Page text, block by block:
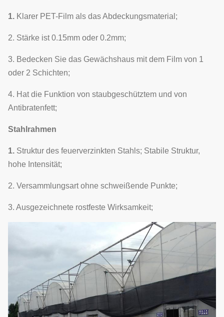
1. Klarer PET-Film als das Abdeckungsmaterial;
2. Stärke ist 0.15mm oder 0.2mm;
3. Bedecken Sie das Gewächshaus mit dem Film von 1
oder 2 Schichten;
4. Hat die Funktion von staubgeschütztem und von
Antibratenfett;
Stahlrahmen
1. Struktur des feuerverzinkten Stahls; Stabile Struktur,
hohe Intensität;
2. Versammlungsart ohne schweißende Punkte;
3. Ausgezeichnete rostfeste Wirksamkeit;